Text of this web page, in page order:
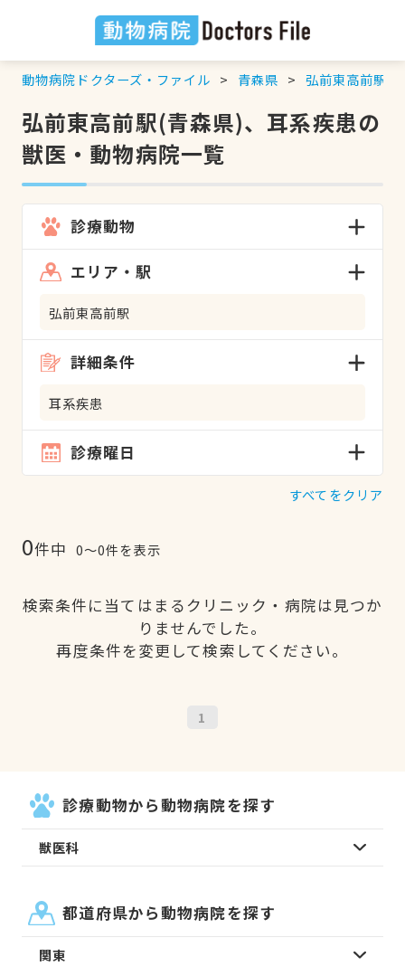
動物病院ドクターズ・ファイル 青森県 弘前東高前駅
弘前東高前駅(青森県)、耳系疾患の
獣医・動物病院一覧
診療動物
エリア・駅
弘前東高前駅
詳細条件
耳系疾患
診療曜日
すべてをクリア
0件中 0〜0件を表示
検索条件に当てはまるクリニック・病院は見つか
りませんでした。
再度条件を変更して検索してください。
1
診療動物から動物病院を探す
獣医科
都道府県から動物病院を探す
関東